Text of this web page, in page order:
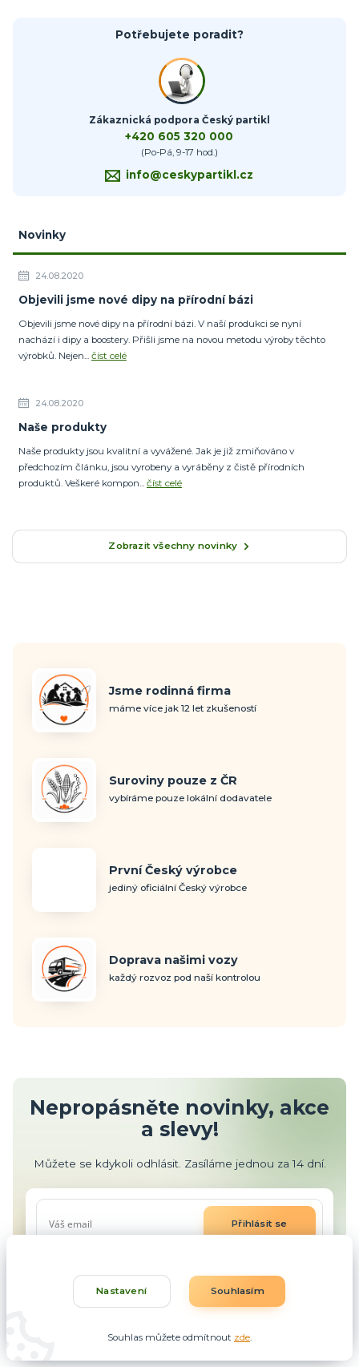
Potřebujete poradit?
Zákaznická podpora Český partikl
+420 605 320 000
(Po-Pá, 9-17 hod.)
info@ceskypartikl.cz
Novinky
24.08.2020
Objevili jsme nové dipy na přírodní bázi
Objevili jsme nové dipy na přírodní bázi. V naší produkci se nyní
nachází i dipy a boostery. Přišli jsme na novou metodu výroby těchto
výrobků. Nejen... číst celé
24.08.2020
Naše produkty
Naše produkty jsou kvalitní a vyvážené. Jak je již zmiňováno v
předchozím článku, jsou vyrobeny a vyráběny z čistě přírodních
produktů. Veškeré kompon... číst celé
Zobrazit všechny novinky
Jsme rodinná firma
máme více jak 12 let zkušeností
Suroviny pouze z ČR
vybíráme pouze lokální dodavatele
První Český výrobce
jediný oficiální Český výrobce
Doprava našimi vozy
každý rozvoz pod naší kontrolou
Nepropásněte novinky, akce
a slevy!
Můžete se kdykoli odhlásit. Zasíláme jednou za 14 dní.
Přihlásit se
rozesílky newsletteru.
Nastavení Souhlasím
Souhlas můžete odmítnout zde.